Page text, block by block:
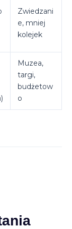
Zwiedzani
e, mniej
kolejek
Muzea,
targi,
budżetow
o